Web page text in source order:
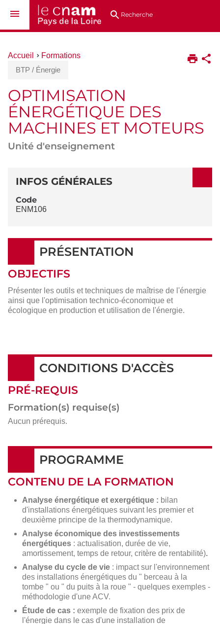
au
directsRecherche
Vous
ici :
Accueil
Formations
BTP / Énergie
OPTIMISATION
ÉNERGÉTIQUE DES
MACHINES ET MOTEURS
Unité d'enseignement
DÉTAILS
INFOS GÉNÉRALES
Code
ENM106
PRÉSENTATION
OBJECTIFS
Présenter les outils et techniques de maîtrise de l'énergie
ainsi que l'optimisation technico-économique et
écologique en production et utilisation de l'énergie.
CONDITIONS D'ACCÈS
PRÉ-REQUIS
Formation(s) requise(s)
Aucun prérequis.
PROGRAMME
CONTENU DE LA FORMATION
Analyse énergétique et exergétique : bilan
d'installations énergétiques suivant les premier et
deuxième principe de la thermodynamique.
Analyse économique des investissements
énergétiques : actualisation, durée de vie,
amortissement, temps de retour, critère de rentabilité).
Analyse du cycle de vie : impact sur l'environnement
des installations énergétiques du " berceau à la
tombe " ou " du puits à la roue " - quelques exemples -
méthodologie d'une ACV.
Étude de cas : exemple de fixation des prix de
l'énergie dans le cas d'une installation de